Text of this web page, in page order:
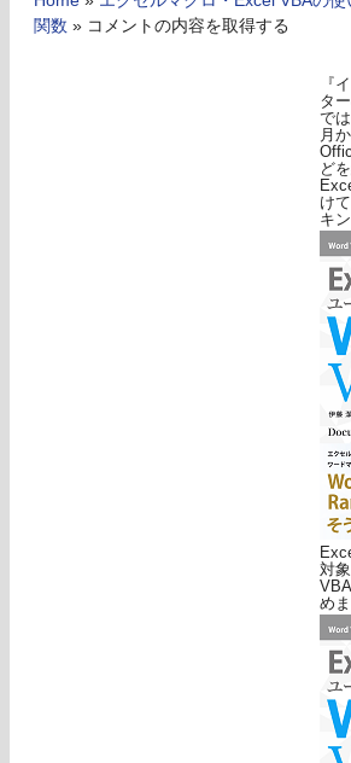
関数 » コメントの内容を取得する
『
タ
で
月
ど
け
キ
対
め